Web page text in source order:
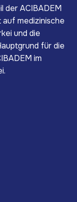
der ACIBADEM
medizinische
und die
für die
im